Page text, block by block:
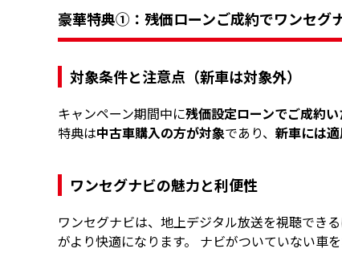
豪華特典①：残価ローンご成約でワンセグ
対象条件と注意点（新車は対象外）
キャンペーン期間中に残価設定ローンでご成約
特典は中古車購入の方が対象であり、 新車には
ワンセグナビの魅力と利便性
ワンセグナビは、地上デジタル放送を視聴できる
がより快適になります。 ナビがついていない車